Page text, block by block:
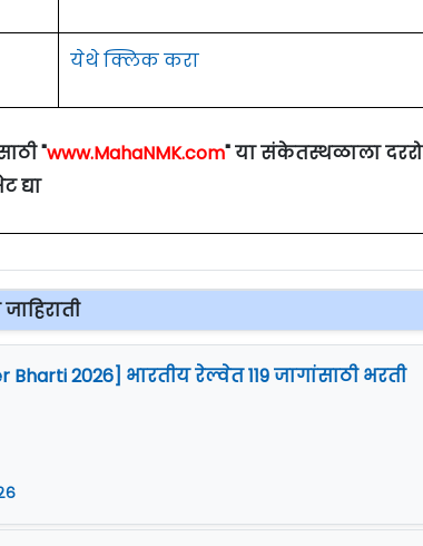
येथे क्लिक करा
"www.MahaNMK.com" या संकेतस्थळाला
द्या
Bharti 2026] भारतीय रेल्वेत 119 जागांसाठी भरती